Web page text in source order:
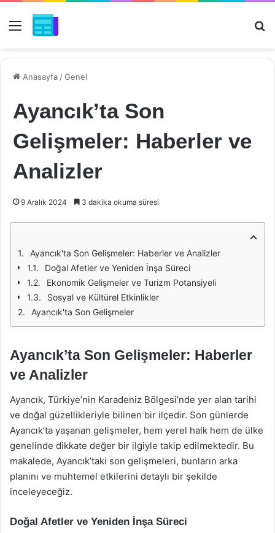
Menü
Anasayfa /Genel
Ayancık’ta Son
Gelişmeler: Haberler ve
Analizler
9 Aralık 2024 3 dakika okuma süresi
Ayancık'ta Son Gelişmeler: Haberler ve Analizler
Doğal Afetler ve Yeniden İnşa Süreci
Ekonomik Gelişmeler ve Turizm Potansiyeli
Sosyal ve Kültürel Etkinlikler
Ayancık'ta Son Gelişmeler
Ayancık’ta Son Gelişmeler: Haberler
ve Analizler
Ayancık, Türkiye’nin Karadeniz Bölgesi’nde yer alan tarihi
ve doğal güzellikleriyle bilinen bir ilçedir. Son günlerde
Ayancık’ta yaşanan gelişmeler, hem yerel halk hem de ülke
genelinde dikkate değer bir ilgiyle takip edilmektedir. Bu
makalede, Ayancık’taki son gelişmeleri, bunların arka
planını ve muhtemel etkilerini detaylı bir şekilde
inceleyeceğiz.
Doğal Afetler ve Yeniden İnşa Süreci